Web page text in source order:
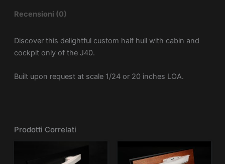
Recensioni (0)
Discover this delightful custom half hull with cabin and
cockpit only of the J40.
Built upon request at scale 1/24 or 20 inches LOA.
Prodotti Correlati